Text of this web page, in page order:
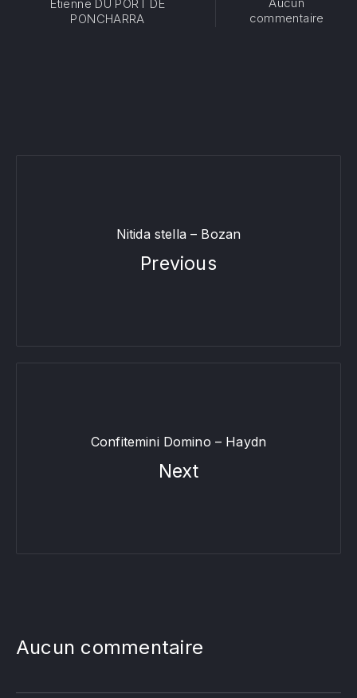
Etienne DU PORT DE
PONCHARRA
commentaire
Nitida stella – Bozan
Previous
Confitemini Domino – Haydn
Next
Aucun commentaire